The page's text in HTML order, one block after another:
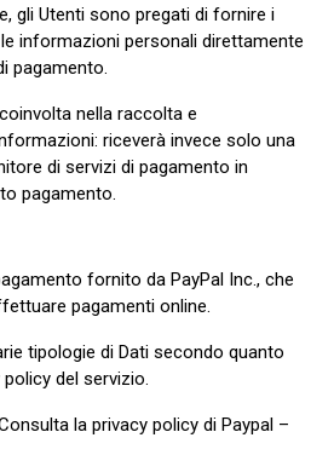
gli Utenti sono pregati di fornire i
informazioni personali direttamente
pagamento.
nella raccolta e
riceverà invece solo una
di servizi di pagamento in
pagamento.
fornito da PayPal Inc., che
pagamenti online.
tipologie di Dati secondo quanto
del servizio.
la privacy policy di Paypal –